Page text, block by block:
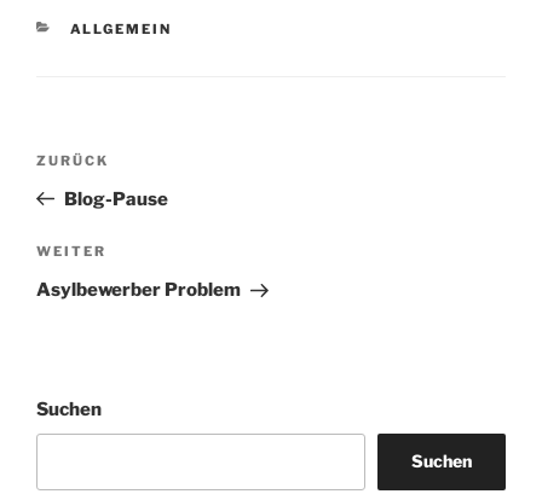
KATEGORIEN
ALLGEMEIN
Beitragsnavigation
Vorheriger
Beitrag
ZURÜCK
Blog-Pause
Nächster
Beitrag
WEITER
Asylbewerber Problem
Suchen
Suchen